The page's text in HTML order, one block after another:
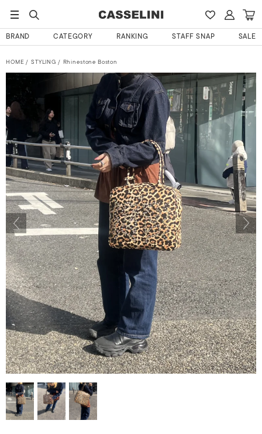
BRAND CATEGORY RANKING STAFF SNAP SALE
HOME STYLING Rhinestone Boston